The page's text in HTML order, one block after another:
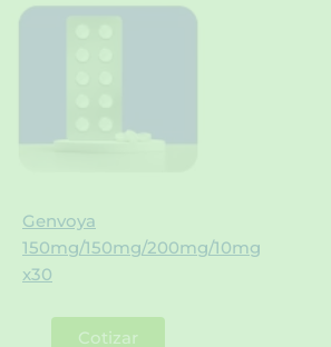
Genvoya
150mg/150mg/200mg/10mg
x30
Cotizar